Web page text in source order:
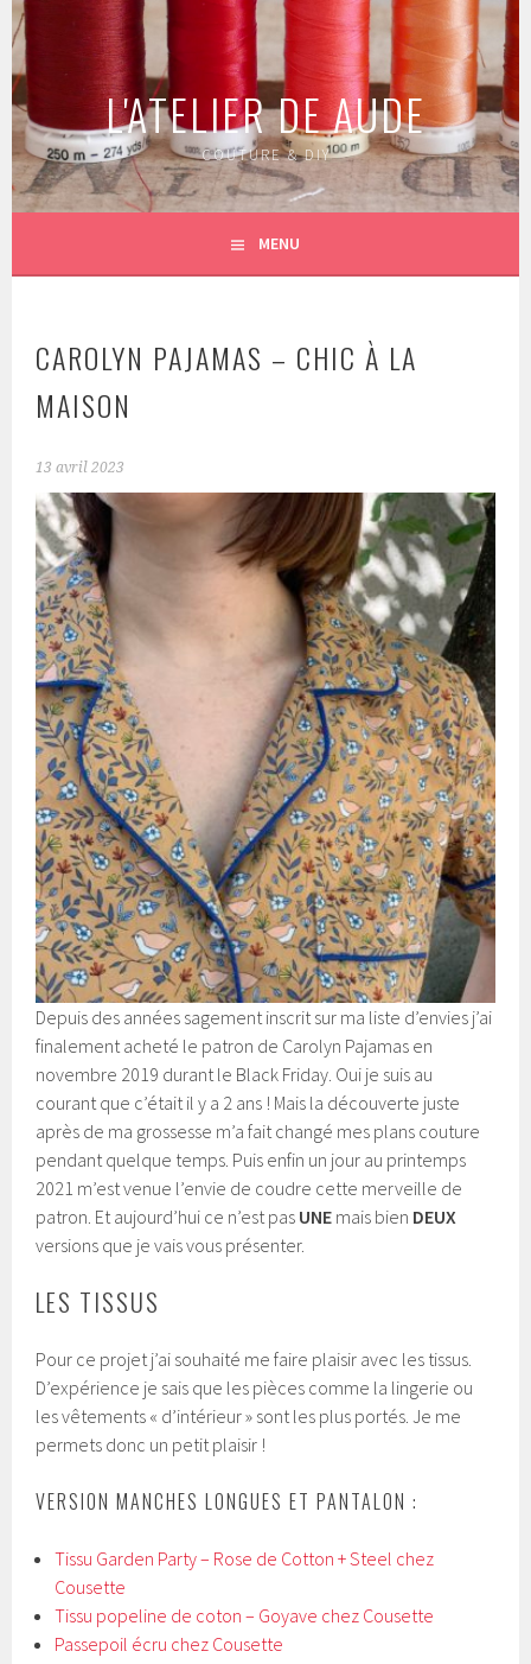
Aller
au
contenu
principal
L'ATELIER DE AUDE
COUTURE & DIY
MENU
CAROLYN PAJAMAS – CHIC À LA
MAISON
13 avril 2023
Depuis des années sagement inscrit sur ma liste d’envies j’ai
finalement acheté le patron de Carolyn Pajamas en
novembre 2019 durant le Black Friday. Oui je suis au
courant que c’était il y a 2 ans ! Mais la découverte juste
après de ma grossesse m’a fait changé mes plans couture
pendant quelque temps. Puis enfin un jour au printemps
2021 m’est venue l’envie de coudre cette merveille de
patron. Et aujourd’hui ce n’est pas UNE mais bien DEUX
versions que je vais vous présenter.
LES TISSUS
Pour ce projet j’ai souhaité me faire plaisir avec les tissus.
D’expérience je sais que les pièces comme la lingerie ou
les vêtements « d’intérieur » sont les plus portés. Je me
permets donc un petit plaisir !
VERSION MANCHES LONGUES ET PANTALON :
Tissu Garden Party – Rose de Cotton + Steel chez
Cousette
Tissu popeline de coton – Goyave chez Cousette
Passepoil écru chez Cousette